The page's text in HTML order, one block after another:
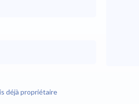
déjà propriétaire